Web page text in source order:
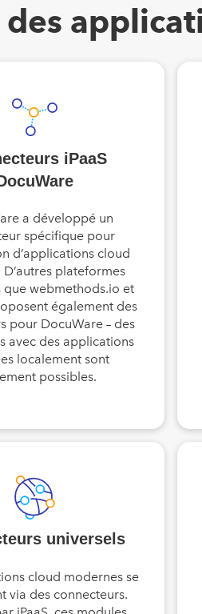
iPaaS
a développé un
spécifique pour
d’applications cloud
D’autres plateformes
que webmethods.io et
également des
pour DocuWare – des
avec des applications
localement sont
possibles.
universels
cloud modernes se
via des connecteurs.